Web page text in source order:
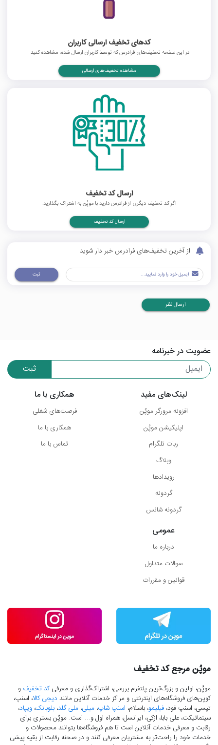
کدهای تخفیف ارسالی کاربران
در این صفحه تخفیف‌های فرادرس که توسط کاربران ارسال شده، مشاهده کنید.
مشاهده تخفیف‌های ارسالی
ارسال کد تخفیف
اگر کد تخفیف دیگری از فرادرس دارید با موپُن به اشتراک بگذارید.
ارسال کد تخفیف
از آخرین تخفیف‌های فرادرس خبر دار شوید
ثبت
ارسال نظر
عضویت در خبرنامه
ثبت
لینک‌های مفید
افزونه مرورگر موپُن
اپلیکیشن موپُن
ربات تلگرام
وبلاگ
رویدادها
گردونه
گردونه شانس
همکاری با ما
فرصت‌های شغلی
همکاری با ما
تماس با ما
عمومی
درباره ما
سوالات متداول
قوانین و مقررات
موپُن مرجع کد تخفیف
موپُن، اولین و بزرگ‌ترین پلتفرم بررسی، اشتراک‌گذاری و معرفیکد تخفیف و
کوپن‌های فروشگاه‌های اینترنتی و مراکز خدمات آنلاین مانند دیجی کالا، اسنپ،
تپسی، اسنپ فود، فیلیمو، باسلام، اسنپ شاپ، میلی، ملی گلد، بلوبانک، ویپاد،
سینماتیکت، علی بابا، ازکی، ایرانسل، همراه اول و... است. موپُن بستری برای
رقابت و معرفی خدمات آنلاین است تا هم فروشگاه‌ها بتوانند محصولات و
خدمات خود را راحت‌تر به مشتریان معرفی کنند و در صحنه رقابت از بقیه پیشی